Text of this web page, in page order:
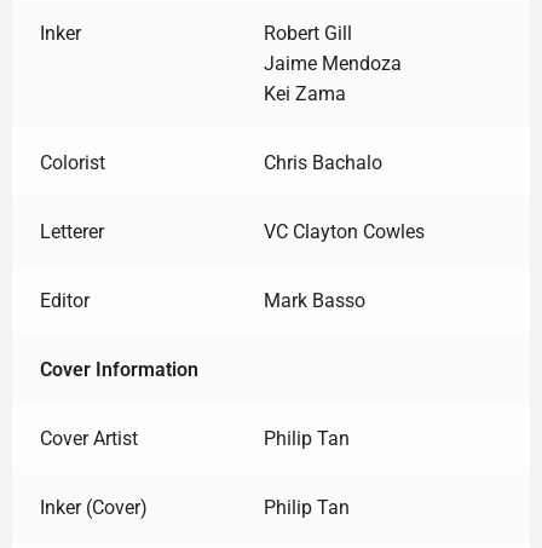
Inker
Robert Gill
Jaime Mendoza
Kei Zama
Colorist Chris Bachalo
Letterer VC Clayton Cowles
Editor Mark Basso
Cover Information
Cover Artist Philip Tan
Inker (Cover) Philip Tan